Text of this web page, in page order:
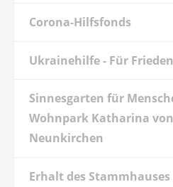
Corona-Hilfsfonds
Ukrainehilfe - Für
Sinnesgarten für
Wohnpark Katharina
Neunkirchen
Erhalt des